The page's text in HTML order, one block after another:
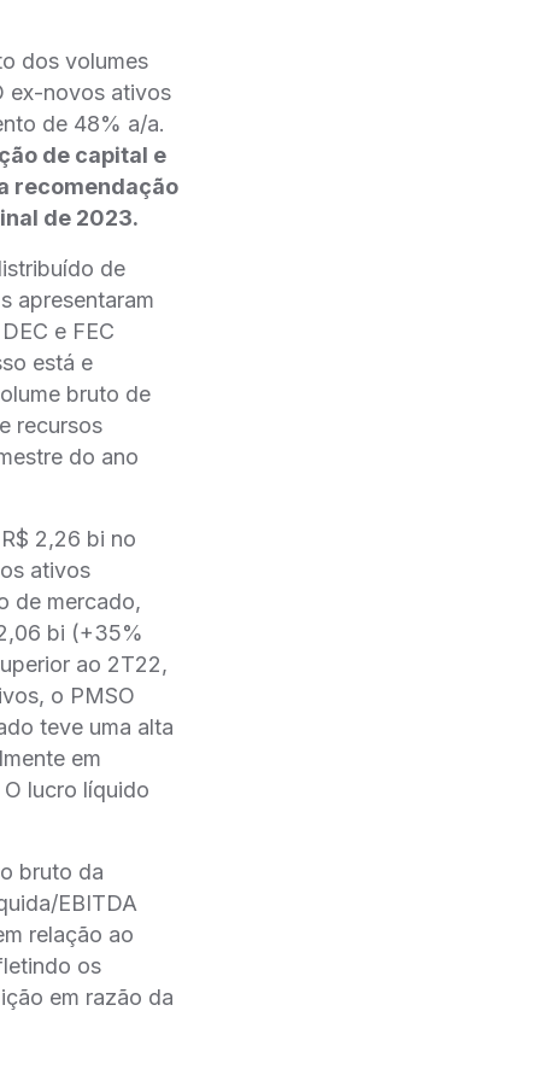
dos volumes
ex-novos ativos
de 48% a/a.
de capital e
recomendação
de 2023.
de
apresentaram
e FEC
está e
bruto de
recursos
do ano
2,26 bi no
ativos
de mercado,
bi (+35%
ao 2T22,
o PMSO
teve uma alta
em
lucro líquido
bruto da
EBITDA
relação ao
os
em razão da